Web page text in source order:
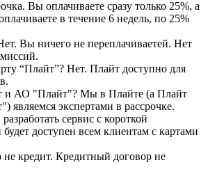
Вы оплачиваете сразу только 25%, а
в течение 6 недель, по 25%
Вы ничего не переплачиваетей. Нет
“Плайт”? Нет. Плайт доступно для
и АО "Плайт"? Мы в Плайте (а Плайт
являемся экспертами в рассрочке.
сервис с короткой
доступен всем клиентам с картами
не кредит. Кредитный договор не